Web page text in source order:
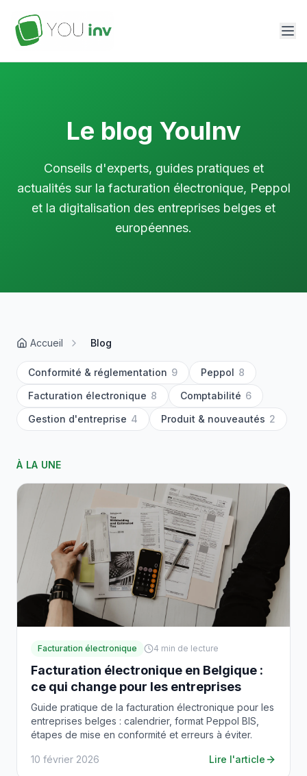
Le blog YouInv
Conseils d'experts, guides pratiques et
actualités sur la facturation électronique, Peppol
et la digitalisation des entreprises belges et
européennes.
Accueil Blog
Conformité & réglementation 9 Peppol 8
Facturation électronique 8 Comptabilité 6
Gestion d'entreprise 4 Produit & nouveautés 2
À LA UNE
Facturation électronique 4 min de lecture
Facturation électronique en Belgique :
ce qui change pour les entreprises
Guide pratique de la facturation électronique pour les
entreprises belges : calendrier, format Peppol BIS,
étapes de mise en conformité et erreurs à éviter.
10 février 2026 Lire l'article